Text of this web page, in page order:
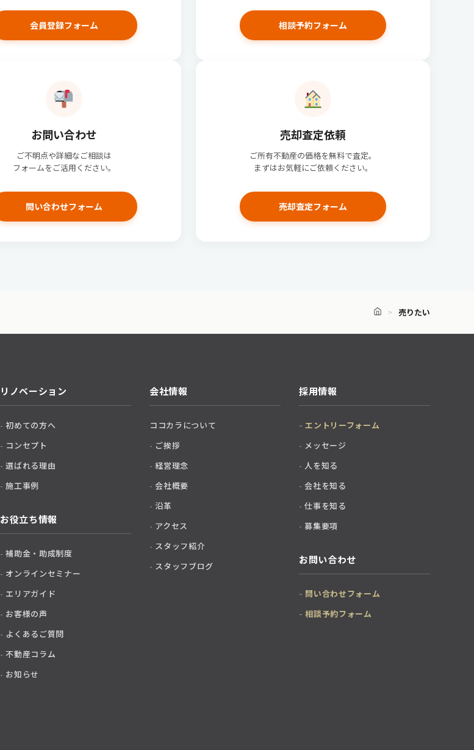
会員登録フォーム
お問い合わせ
ご不明点や詳細なご相談は
フォームをご活用ください。
問い合わせフォーム
相談予約フォーム
売却査定依頼
ご所有不動産の価格を無料で査定。
まずはお気軽にご依頼ください。
売却査定フォーム
売りたい
リノベーション
初めての方へ
コンセプト
選ばれる理由
施工事例
お役立ち情報
補助金・助成制度
オンラインセミナー
エリアガイド
お客様の声
よくあるご質問
不動産コラム
お知らせ
会社情報
ココカラについて
ご挨拶
経営理念
会社概要
沿革
アクセス
スタッフ紹介
スタッフブログ
採用情報
エントリーフォーム
メッセージ
人を知る
会社を知る
仕事を知る
募集要項
お問い合わせ
問い合わせフォーム
相談予約フォーム